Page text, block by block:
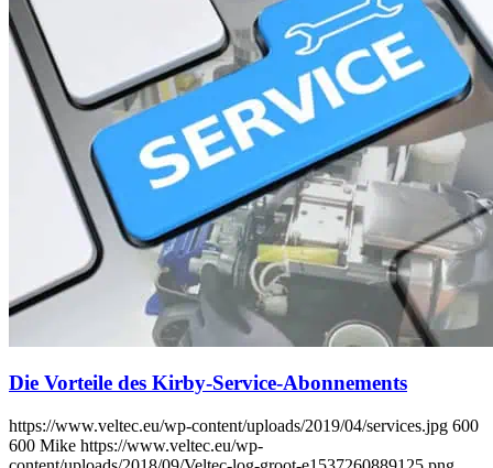
Die Vorteile des Kirby-Service-Abonnements
https://www.veltec.eu/wp-content/uploads/2019/04/services.jpg 600
600 Mike https://www.veltec.eu/wp-